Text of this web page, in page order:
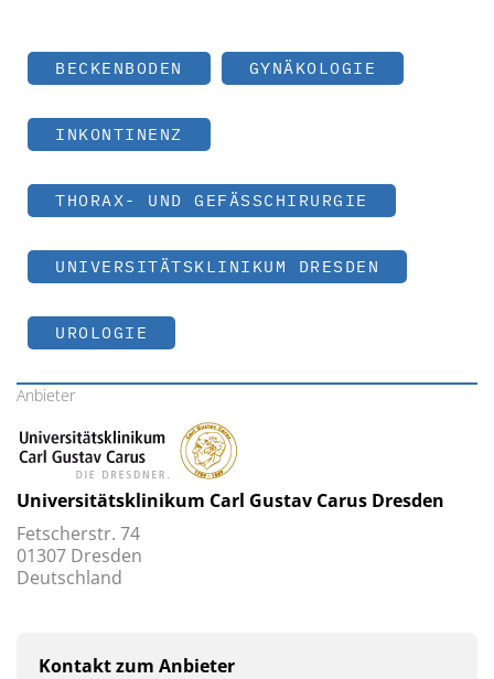
BECKENBODEN GYNÄKOLOGIE
INKONTINENZ
THORAX- UND GEFÄSSCHIRURGIE
UNIVERSITÄTSKLINIKUM DRESDEN
UROLOGIE
Anbieter
Universitätsklinikum Carl Gustav Carus ­Dresden
Fetscherstr. 74
01307 ­Dresden
Deutschland
Kontakt zum Anbieter